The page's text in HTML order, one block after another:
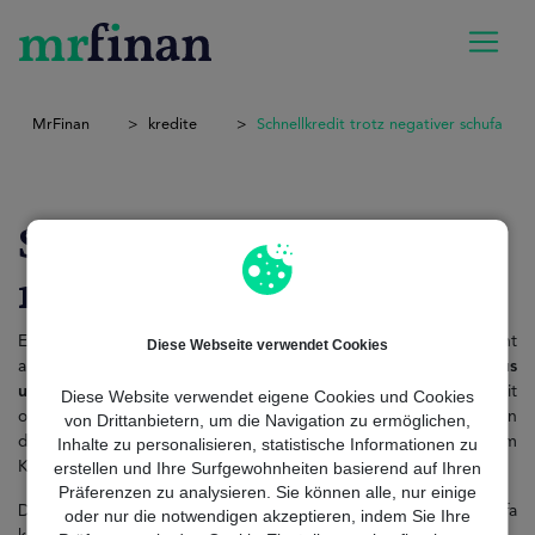
Diese Webseite verwendet Cookies
Diese Website verwendet eigene Cookies und Cookies
von Drittanbietern, um die Navigation zu ermöglichen,
Inhalte zu personalisieren, statistische Informationen zu
erstellen und Ihre Surfgewohnheiten basierend auf Ihren
Präferenzen zu analysieren. Sie können alle, nur einige
oder nur die notwendigen akzeptieren, indem Sie Ihre
MrFinan kredite Schnellkredit trotz negativer schufa
Schnellkredit trotz
negativer Schufa
Ein negativer Schufa-Eintrag bedeutet in Deutschland nicht
automatisch das finanzielle Aus. Viele Menschen geraten
aus
unvorhergesehenen Gründen– wie Krankheit, Arbeitslosigkeit
oder Scheidung – in Zahlungsschwierigkeiten. Wenn dann
dringend Geld benötigt wird, scheint der Zugang zu einem
Kredit fast unmöglich.
Doch es gibt eine Lösung: Ein Schnellkredit trotz negativer Schufa